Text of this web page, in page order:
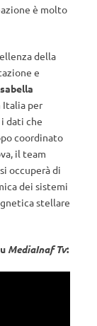
è molto
della
e
Italia per
dati che
coordinato
il team
occuperà di
dei sistemi
stellare
MediaInaf Tv: